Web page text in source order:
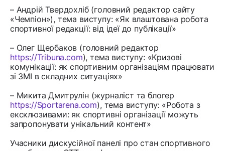
– Андрій Твердохліб (головний редактор сайту
«Чемпіон»), тема виступу: «Як влаштована робота
спортивної редакції: від ідеї до публікації»
– Олег Щербаков (головний редактор
https://Tribuna.com), тема виступу: «Кризові
комунікації: як спортивним організаціям працювати
зі ЗМІ в складних ситуаціях»
– Микита Дмитрулін (журналіст та блогер
https://Sportarena.com), тема виступу: «Робота з
ексклюзивами: як спортивні організації можуть
запропонувати унікальний контент»
Учасники дискусійної панелі про стан спортивного